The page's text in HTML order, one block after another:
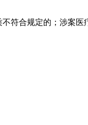
符合规定的；涉案医